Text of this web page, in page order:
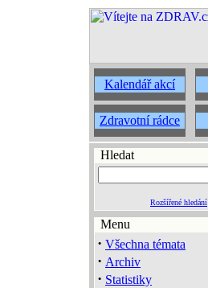
Kalendář akcí
Zdravotní rádce
Hledat
Rozšířené hledání
Menu
· Všechna témata
· Archiv
· Statistiky